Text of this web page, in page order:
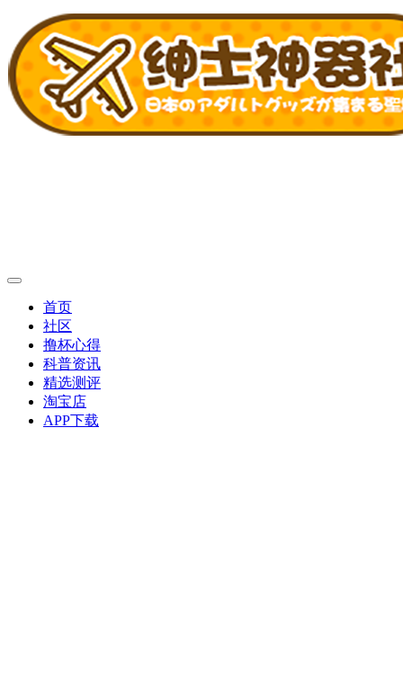
首页
社区
撸杯心得
科普资讯
精选测评
淘宝店
APP下载